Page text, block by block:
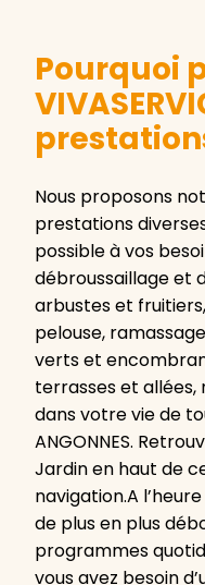
Pourquoi
Nous proposons
prestations
possible à vos
débroussaillage et
arbustes et
pelouse,
verts et
terrasses et allées,
dans votre vie de
ANGONNES.
Jardin en haut de
navigation.A
de plus en plus
programmes
vous avez besoin